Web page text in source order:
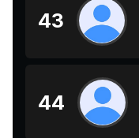
43
44